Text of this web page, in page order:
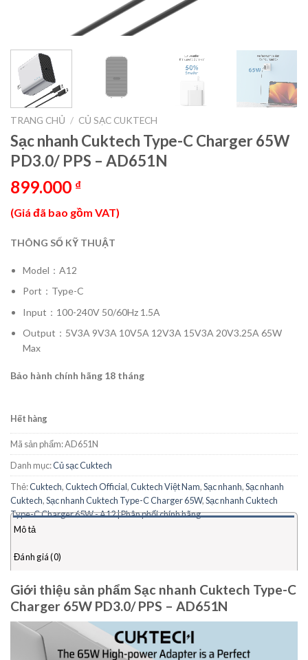
TRANG CHỦ / CỦ SẠC CUKTECH
Sạc nhanh Cuktech Type-C Charger 65W
PD3.0/ PPS – AD651N
899.000 ₫
(Giá đã bao gồm VAT)
THÔNG SỐ KỸ THUẬT
Model：A12
Port：Type-C
Input：100-240V 50/60Hz 1.5A
Output：5V3A 9V3A 10V5A 12V3A 15V3A 20V3.25A 65W
Max
Bảo hành chính hãng 18 tháng
Hết hàng
Mã sản phẩm:AD651N
Danh mục:Củ sạc Cuktech
Thẻ:Cuktech,Cuktech Official,Cuktech Việt Nam,Sạc nhanh,Sạc nhanh
Cuktech,Sạc nhanh Cuktech Type-C Charger 65W,Sạc nhanh Cuktech
Type-C Charger 65W - A12 | Phân phối chính hãng
Mô tả
Đánh giá (0)
Giới thiệu sản phẩm Sạc nhanh Cuktech Type-C
Charger 65W PD3.0/ PPS – AD651N